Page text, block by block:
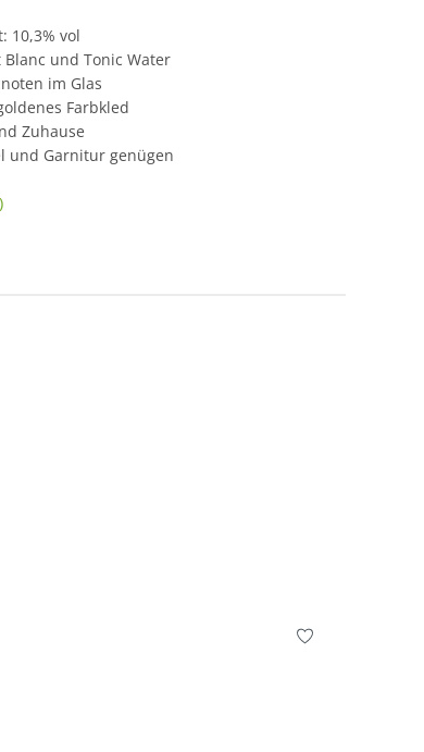
10,3% vol
und Tonic Water
im Glas
Farbkled
Zuhause
und Garnitur genügen